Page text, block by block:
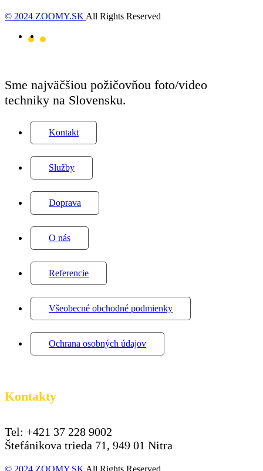
© 2024 ZOOMY.SK All Rights Reserved
Sme najväčšiou požičovňou foto/video
techniky na Slovensku.
Kontakt
Služby
Doprava
O nás
Referencie
Všeobecné obchodné podmienky
Ochrana osobných údajov
Kontakty
Tel: +421 37 228 9002
Štefánikova trieda 71, 949 01 Nitra